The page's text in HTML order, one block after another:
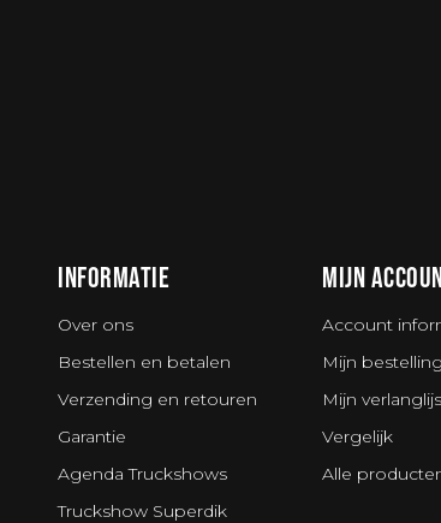
INFORMATIE
Over ons
Bestellen en betalen
Verzending en retouren
Garantie
Agenda Truckshows
Truckshow Superdik
MIJN
Account
Mijn
Mijn
Vergelijk
Alle